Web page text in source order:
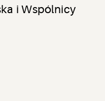
i Wspólnicy